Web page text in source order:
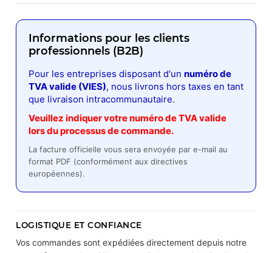
Informations pour les clients
professionnels (B2B)
Pour les entreprises disposant d'un numéro de
TVA valide (VIES), nous livrons hors taxes en tant
que livraison intracommunautaire.
Veuillez indiquer votre numéro de TVA valide
lors du processus de commande.
La facture officielle vous sera envoyée par e-mail au
format PDF (conformément aux directives
européennes).
LOGISTIQUE ET CONFIANCE
Vos commandes sont expédiées directement depuis notre